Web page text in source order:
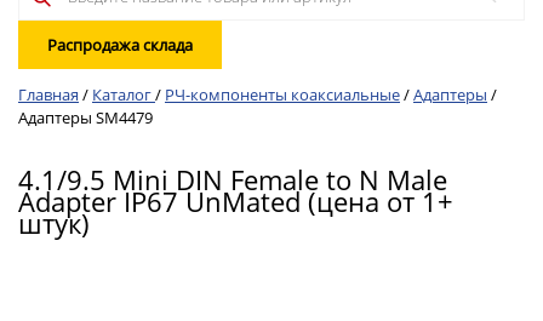
Распродажа склада
Главная / Каталог/ РЧ-компоненты коаксиальные/Адаптеры /
Адаптеры SM4479
4.1/9.5 Mini DIN Female to N Male
Adapter IP67 UnMated (цена от 1+
штук)